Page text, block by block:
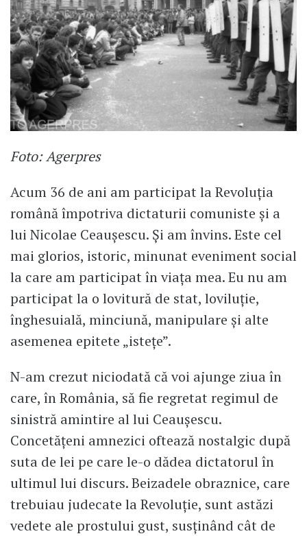
Foto: Agerpres
Acum 36 de ani am participat la Revoluția
română împotriva dictaturii comuniste și a
lui Nicolae Ceaușescu. Și am învins. Este cel
mai glorios, istoric, minunat eveniment social
la care am participat în viața mea. Eu nu am
participat la o lovitură de stat, loviluție,
înghesuială, minciună, manipulare și alte
asemenea epitete „istețe”.
N-am crezut niciodată că voi ajunge ziua în
care, în România, să fie regretat regimul de
sinistră amintire al lui Ceaușescu.
Concetățeni amnezici oftează nostalgic după
suta de lei pe care le-o dădea dictatorul în
ultimul lui discurs. Beizadele obraznice, care
trebuiau judecate la Revoluție, sunt astăzi
vedete ale prostului gust, susținând cât de